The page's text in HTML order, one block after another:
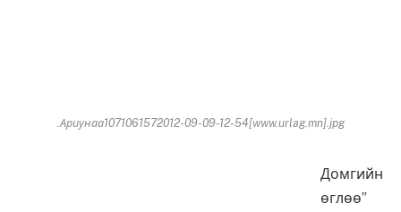
.Ариунаа1071061572012-09-09-12-54[www.urlag.mn].jpg
Домгийн
өглөө”